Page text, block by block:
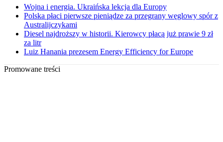
Wojna i energia. Ukraińska lekcja dla Europy
Polska płaci pierwsze pieniądze za przegrany węglowy spór z
Australijczykami
Diesel najdroższy w historii. Kierowcy płacą już prawie 9 zł
za litr
Luiz Hanania prezesem Energy Efficiency for Europe
Promowane treści